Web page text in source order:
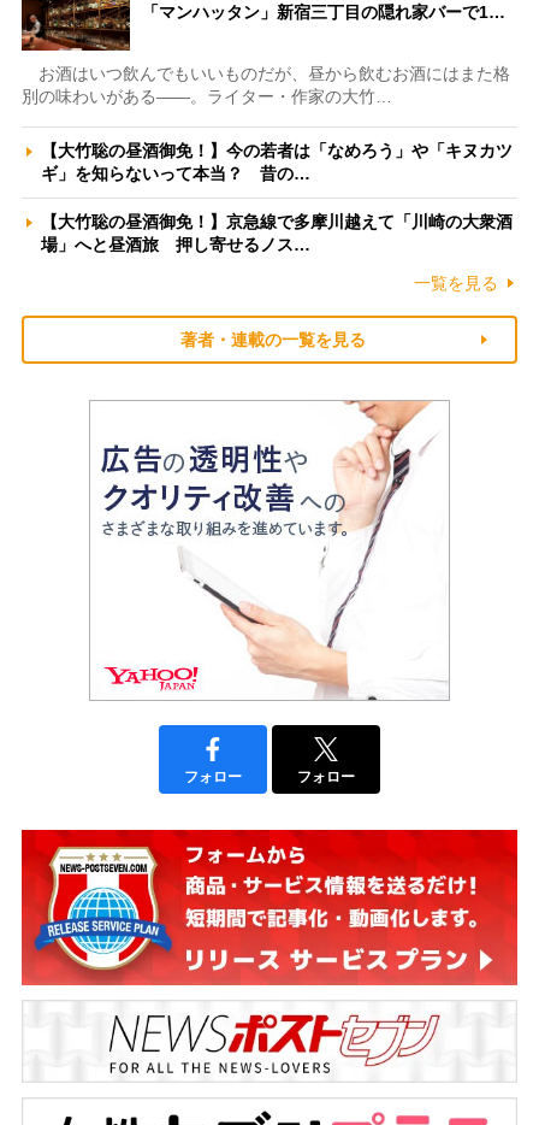
「マンハッタン」新宿三丁目の隠れ家バーで1…
お酒はいつ飲んでもいいものだが、昼から飲むお酒にはまた格
別の味わいがある――。ライター・作家の大竹…
【大竹聡の昼酒御免！】今の若者は「なめろう」や「キヌカツ
ギ」を知らないって本当？ 昔の…
【大竹聡の昼酒御免！】京急線で多摩川越えて「川崎の大衆酒
場」へと昼酒旅 押し寄せるノス…
一覧を見る
著者・連載の一覧を見る
フォロー フォロー